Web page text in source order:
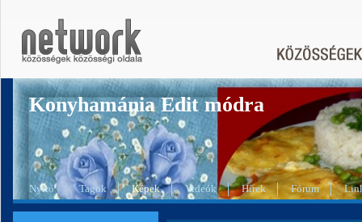
Konyhamánia Edit módra
Nyitó Tagok Képek Videók Hírek Fórum